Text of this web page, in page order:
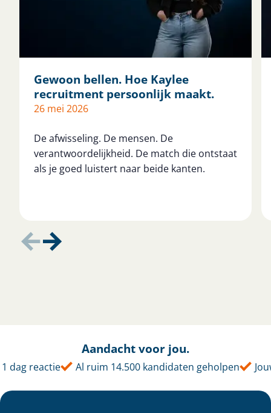
Gewoon bellen. Hoe Kaylee
recruitment persoonlijk maakt.
26 mei 2026
De afwisseling. De mensen. De
verantwoordelijkheid. De match die ontstaat
als je goed luistert naar beide kanten.
Aandacht voor jou.
reactie Al ruim 14.500 kandidaten geholpen Jouw